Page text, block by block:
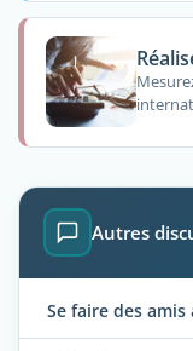
Autres
Se faire des amis